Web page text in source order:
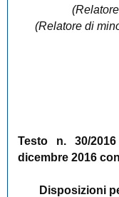
(Relatore di
Testo n. 30/
dicembre 2016
Disposizioni